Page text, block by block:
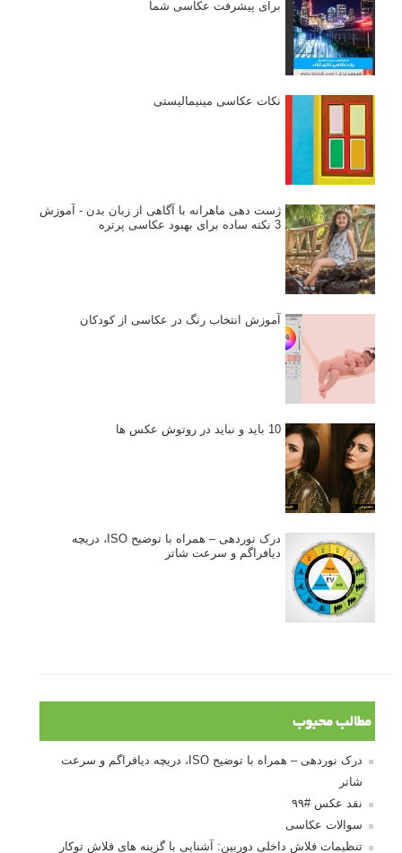
برای پیشرفت عکاسی شما
نکات عکاسی مینیمالیستی
ژست دهی ماهرانه با آگاهی از زبان بدن - آموزش
3 نکته ساده برای بهبود عکاسی پرتره
آموزش انتخاب رنگ در عکاسی از کودکان
10 باید و نباید در روتوش عکس ها
درک نوردهی – همراه با توضیح ISO، دریچه
دیافراگم و سرعت شاتر
مطالب محبوب
درک نوردهی – همراه با توضیح ISO، دریچه دیافراگم و سرعت
شاتر
نقد عکس #۹۹
سوالات عکاسی
تنظیمات فلاش داخلی دوربین: آشنایی با گزینه های فلاش توکار